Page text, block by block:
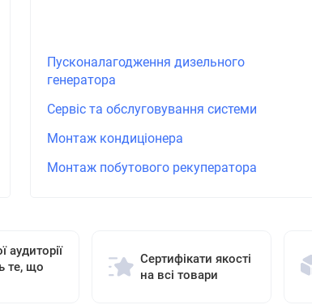
Пусконалагодження дизельного
генератора
Сервіс та обслуговування системи
Монтаж кондиціонера
Монтаж побутового рекуператора
аудиторії
те, що
Сертифікати якості
на всі товари